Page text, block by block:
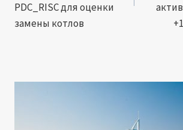
PDC_RISC для оценки
замены котлов